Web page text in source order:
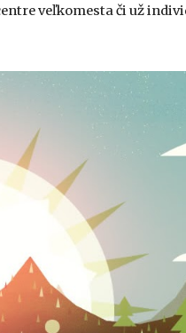
veľkomesta či už